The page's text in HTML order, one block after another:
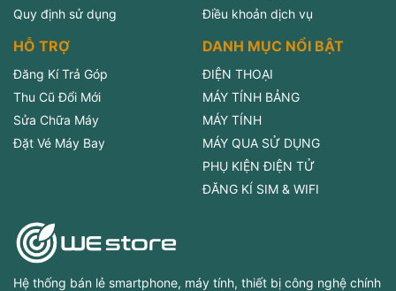
Quy định sử dụng
Điều khoản dịch vụ
HỖ TRỢ
Đăng Kí Trả Góp
Thu Cũ Đổi Mới
Sửa Chữa Máy
Đặt Vé Máy Bay
DANH MỤC NỔI BẬT
ĐIỆN THOẠI
MÁY TÍNH BẢNG
MÁY TÍNH
MÁY QUA SỬ DỤNG
PHỤ KIỆN ĐIỆN TỬ
ĐĂNG KÍ SIM & WIFI
Hệ thống bán lẻ smartphone, máy tính, thiết bị công nghệ chính